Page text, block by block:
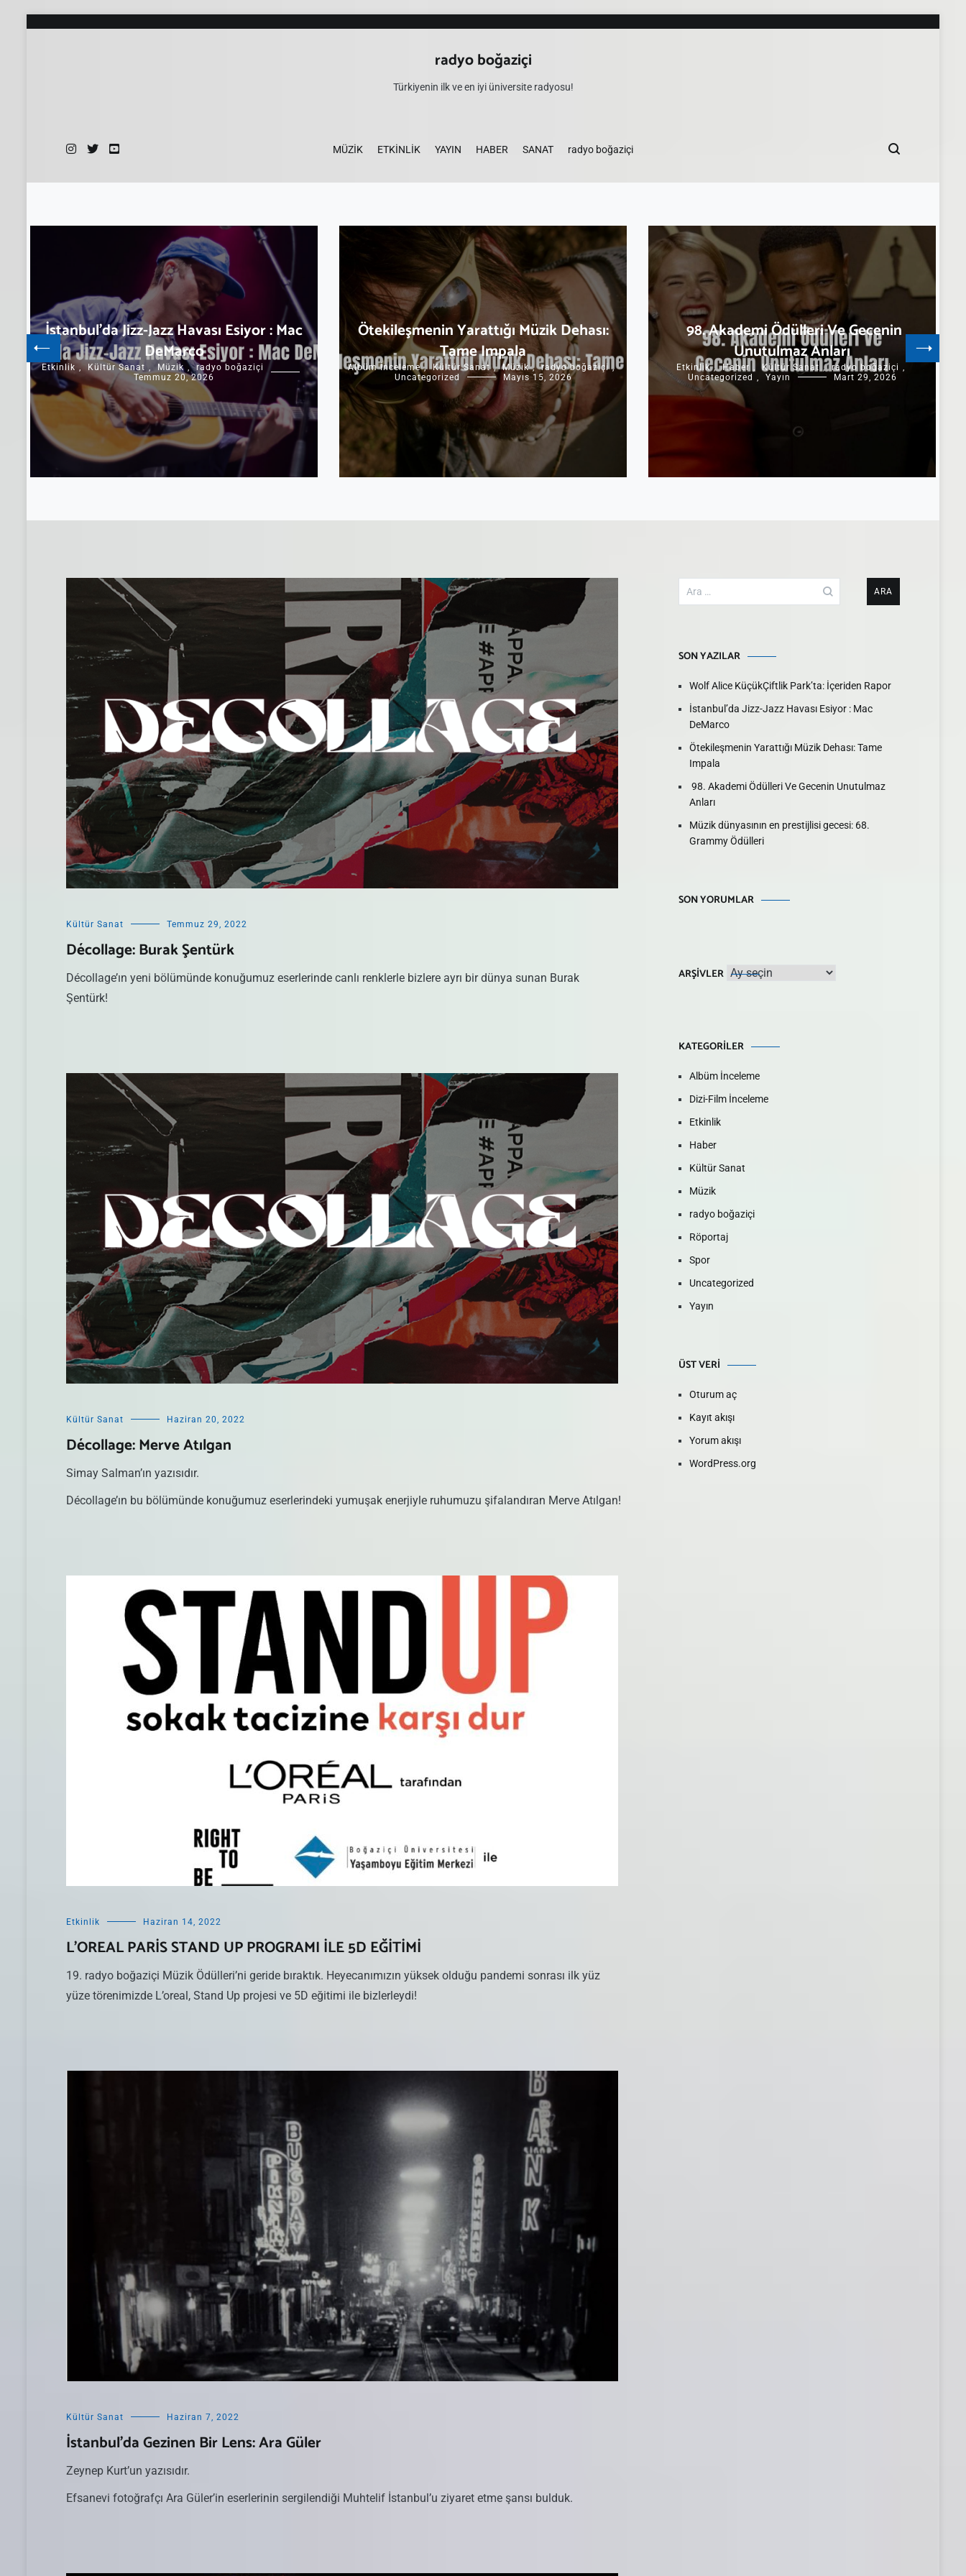
radyo boğaziçi
Türkiyenin ilk ve en iyi üniversite radyosu!
MÜZİK ETKİNLİK YAYIN HABER SANAT radyo boğaziçi
İstanbul’da Jizz-Jazz Havası Esiyor : Mac
DeMarco
Etkinlik , Kültür Sanat , Müzik , radyo boğaziçi
Temmuz 20, 2026
Ötekileşmenin Yarattığı Müzik Dehası:
Tame Impala
Albüm İnceleme , Kültür Sanat , Müzik , radyo boğaziçi ,
Uncategorized
Mayıs 15, 2026
98. Akademi Ödülleri Ve Gecenin
Unutulmaz Anları
Etkinlik , Haber , Kültür Sanat , radyo boğaziçi ,
Uncategorized , Yayın Mart 29, 2026
Kültür Sanat Temmuz 29, 2022
Décollage: Burak Şentürk
Décollage’ın yeni bölümünde konuğumuz eserlerinde canlı renklerle bizlere ayrı bir dünya sunan Burak
Şentürk!
Kültür Sanat Haziran 20, 2022
Décollage: Merve Atılgan
Simay Salman’ın yazısıdır.
Décollage’ın bu bölümünde konuğumuz eserlerindeki yumuşak enerjiyle ruhumuzu şifalandıran Merve Atılgan!
Etkinlik Haziran 14, 2022
L’OREAL PARİS STAND UP PROGRAMI İLE 5D EĞİTİMİ
19. radyo boğaziçi Müzik Ödülleri’ni geride bıraktık. Heyecanımızın yüksek olduğu pandemi sonrası ilk yüz
yüze törenimizde L’oreal, Stand Up projesi ve 5D eğitimi ile bizlerleydi!
Kültür Sanat Haziran 7, 2022
İstanbul’da Gezinen Bir Lens: Ara Güler
Zeynep Kurt’un yazısıdır.
Efsanevi fotoğrafçı Ara Güler’in eserlerinin sergilendiği Muhtelif İstanbul’u ziyaret etme şansı bulduk.
SON YAZILAR
Wolf Alice KüçükÇiftlik Park’ta: İçeriden Rapor
İstanbul’da Jizz-Jazz Havası Esiyor : Mac
DeMarco
Ötekileşmenin Yarattığı Müzik Dehası: Tame
Impala
98. Akademi Ödülleri Ve Gecenin Unutulmaz
Anları
Müzik dünyasının en prestijlisi gecesi: 68.
Grammy Ödülleri
SON YORUMLAR
ARŞIVLER Arşivler
KATEGORILER
Albüm İnceleme
Dizi-Film İnceleme
Etkinlik
Haber
Kültür Sanat
Müzik
radyo boğaziçi
Röportaj
Spor
Uncategorized
Yayın
ÜST VERI
Oturum aç
Kayıt akışı
Yorum akışı
WordPress.org